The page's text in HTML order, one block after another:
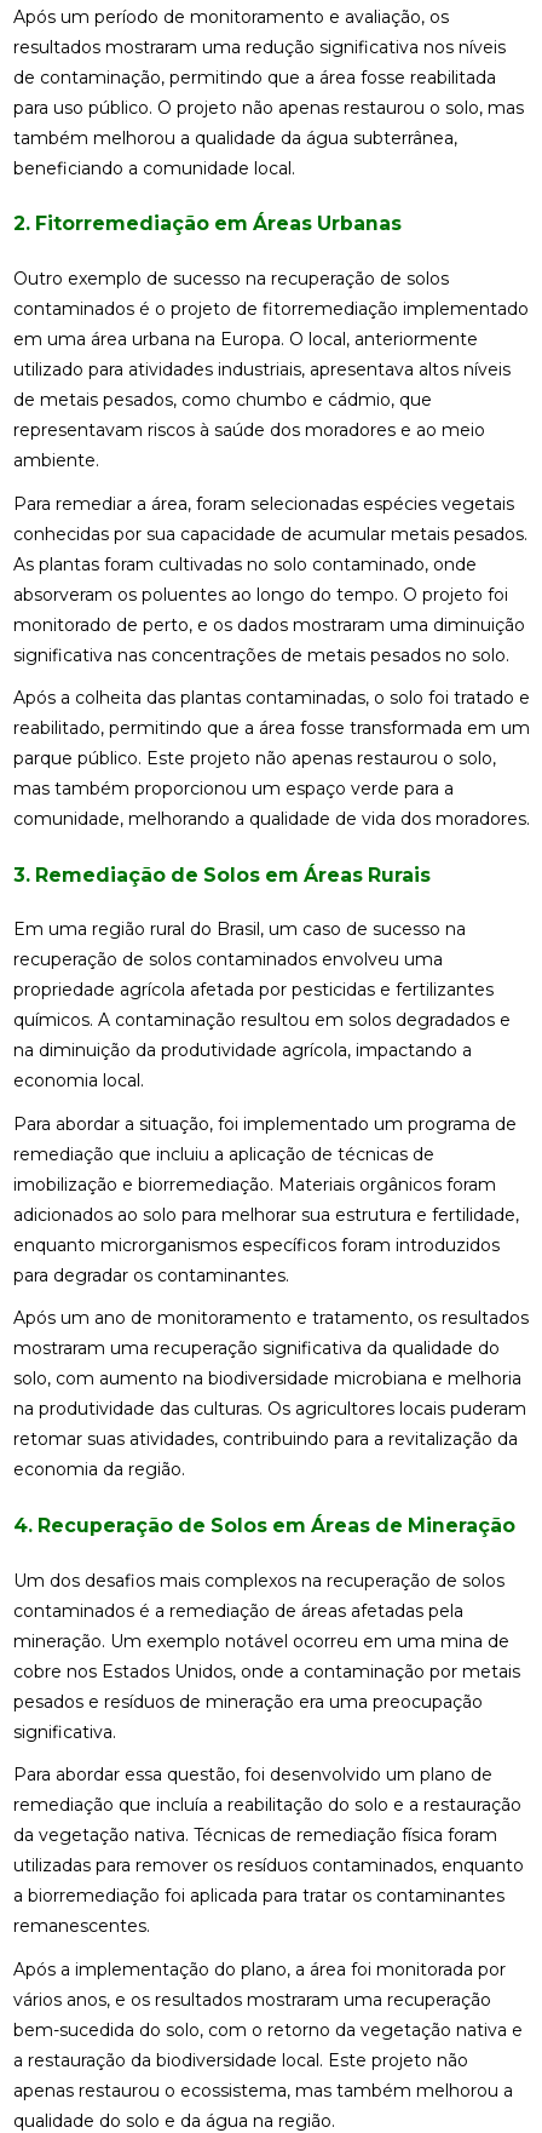
Após um período de monitoramento e avaliação, os
resultados mostraram uma redução significativa nos níveis
de contaminação, permitindo que a área fosse reabilitada
para uso público. O projeto não apenas restaurou o solo, mas
também melhorou a qualidade da água subterrânea,
beneficiando a comunidade local.
2. Fitorremediação em Áreas Urbanas
Outro exemplo de sucesso na recuperação de solos
contaminados é o projeto de fitorremediação implementado
em uma área urbana na Europa. O local, anteriormente
utilizado para atividades industriais, apresentava altos níveis
de metais pesados, como chumbo e cádmio, que
representavam riscos à saúde dos moradores e ao meio
ambiente.
Para remediar a área, foram selecionadas espécies vegetais
conhecidas por sua capacidade de acumular metais pesados.
As plantas foram cultivadas no solo contaminado, onde
absorveram os poluentes ao longo do tempo. O projeto foi
monitorado de perto, e os dados mostraram uma diminuição
significativa nas concentrações de metais pesados no solo.
Após a colheita das plantas contaminadas, o solo foi tratado e
reabilitado, permitindo que a área fosse transformada em um
parque público. Este projeto não apenas restaurou o solo,
mas também proporcionou um espaço verde para a
comunidade, melhorando a qualidade de vida dos moradores.
3. Remediação de Solos em Áreas Rurais
Em uma região rural do Brasil, um caso de sucesso na
recuperação de solos contaminados envolveu uma
propriedade agrícola afetada por pesticidas e fertilizantes
químicos. A contaminação resultou em solos degradados e
na diminuição da produtividade agrícola, impactando a
economia local.
Para abordar a situação, foi implementado um programa de
remediação que incluiu a aplicação de técnicas de
imobilização e biorremediação. Materiais orgânicos foram
adicionados ao solo para melhorar sua estrutura e fertilidade,
enquanto microrganismos específicos foram introduzidos
para degradar os contaminantes.
Após um ano de monitoramento e tratamento, os resultados
mostraram uma recuperação significativa da qualidade do
solo, com aumento na biodiversidade microbiana e melhoria
na produtividade das culturas. Os agricultores locais puderam
retomar suas atividades, contribuindo para a revitalização da
economia da região.
4. Recuperação de Solos em Áreas de Mineração
Um dos desafios mais complexos na recuperação de solos
contaminados é a remediação de áreas afetadas pela
mineração. Um exemplo notável ocorreu em uma mina de
cobre nos Estados Unidos, onde a contaminação por metais
pesados e resíduos de mineração era uma preocupação
significativa.
Para abordar essa questão, foi desenvolvido um plano de
remediação que incluía a reabilitação do solo e a restauração
da vegetação nativa. Técnicas de remediação física foram
utilizadas para remover os resíduos contaminados, enquanto
a biorremediação foi aplicada para tratar os contaminantes
remanescentes.
Após a implementação do plano, a área foi monitorada por
vários anos, e os resultados mostraram uma recuperação
bem-sucedida do solo, com o retorno da vegetação nativa e
a restauração da biodiversidade local. Este projeto não
apenas restaurou o ecossistema, mas também melhorou a
qualidade do solo e da água na região.